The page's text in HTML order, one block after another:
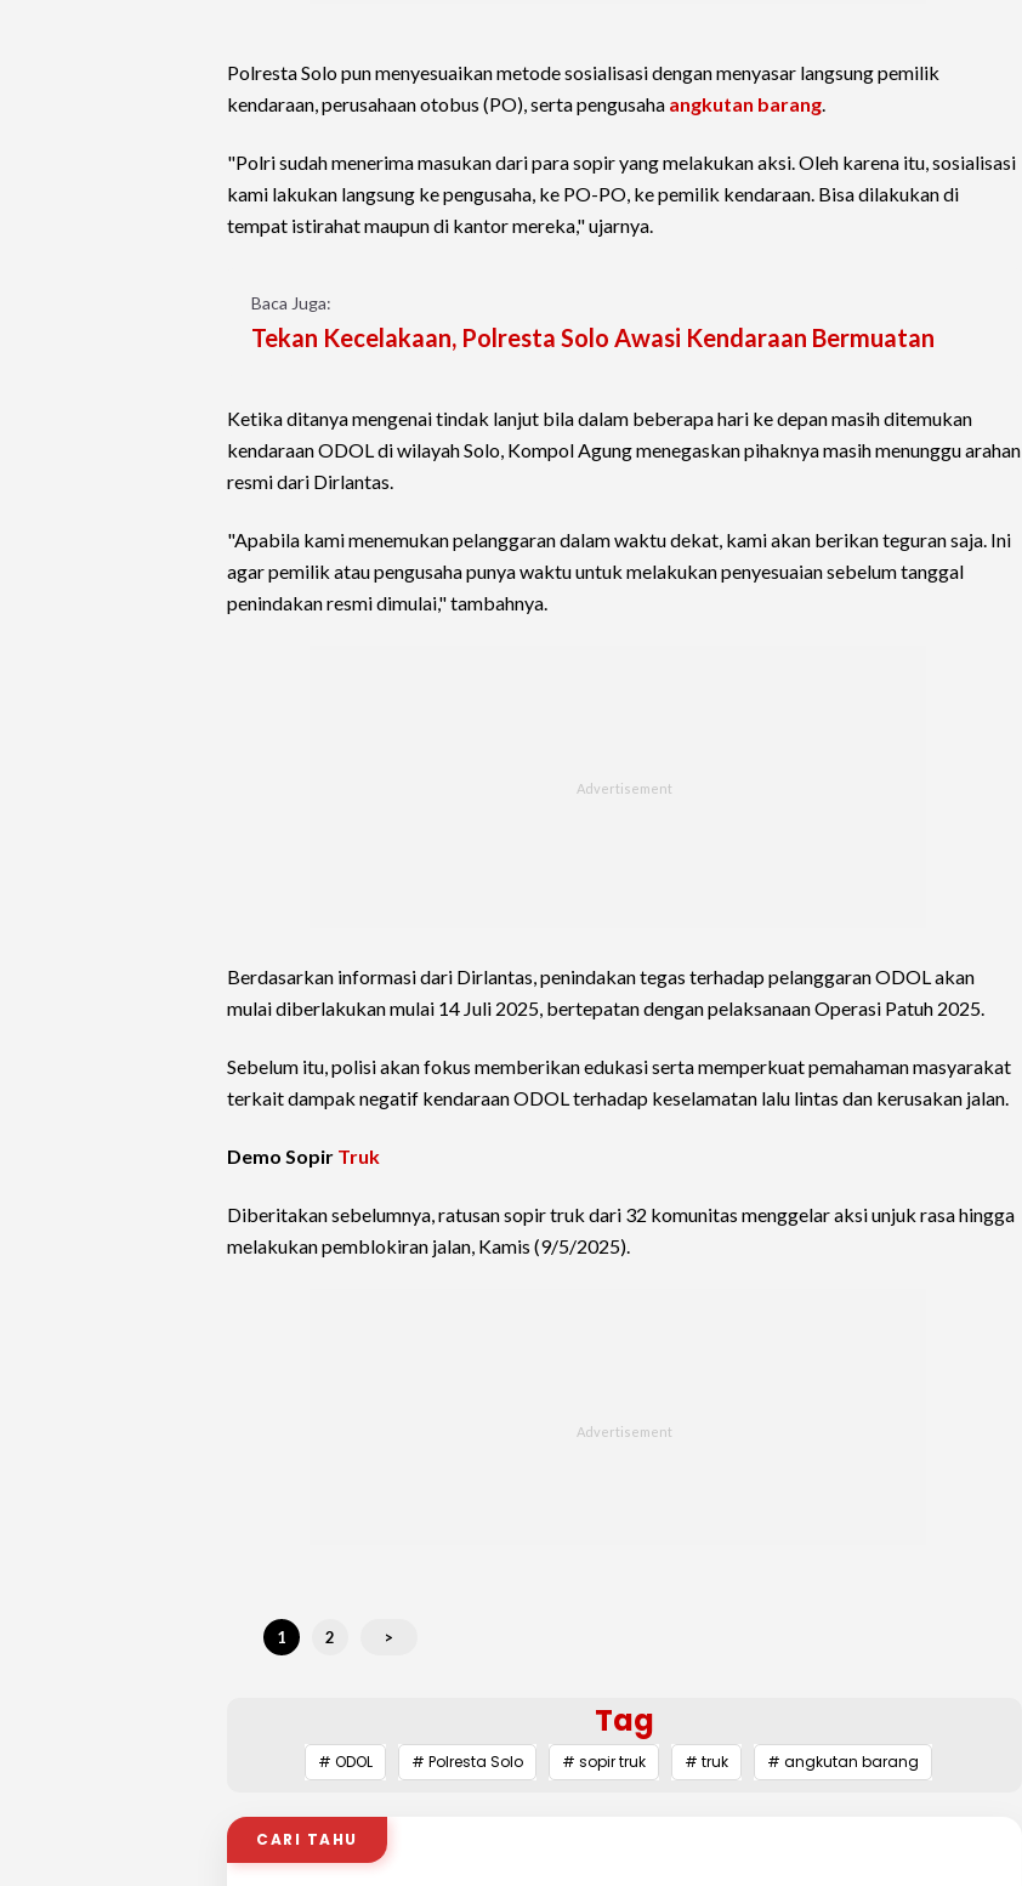
Polresta Solo pun menyesuaikan metode sosialisasi dengan menyasar langsung pemilik
kendaraan, perusahaan otobus (PO), serta pengusaha angkutan barang.
"Polri sudah menerima masukan dari para sopir yang melakukan aksi. Oleh karena itu, sosialisasi
kami lakukan langsung ke pengusaha, ke PO-PO, ke pemilik kendaraan. Bisa dilakukan di
tempat istirahat maupun di kantor mereka," ujarnya.
Baca Juga:
Tekan Kecelakaan, Polresta Solo Awasi Kendaraan Bermuatan
Ketika ditanya mengenai tindak lanjut bila dalam beberapa hari ke depan masih ditemukan
kendaraan ODOL di wilayah Solo, Kompol Agung menegaskan pihaknya masih menunggu arahan
resmi dari Dirlantas.
"Apabila kami menemukan pelanggaran dalam waktu dekat, kami akan berikan teguran saja. Ini
agar pemilik atau pengusaha punya waktu untuk melakukan penyesuaian sebelum tanggal
penindakan resmi dimulai," tambahnya.
Berdasarkan informasi dari Dirlantas, penindakan tegas terhadap pelanggaran ODOL akan
mulai diberlakukan mulai 14 Juli 2025, bertepatan dengan pelaksanaan Operasi Patuh 2025.
Sebelum itu, polisi akan fokus memberikan edukasi serta memperkuat pemahaman masyarakat
terkait dampak negatif kendaraan ODOL terhadap keselamatan lalu lintas dan kerusakan jalan.
Demo Sopir Truk
Diberitakan sebelumnya, ratusan sopir truk dari 32 komunitas menggelar aksi unjuk rasa hingga
melakukan pemblokiran jalan, Kamis (9/5/2025).
1 2 >
Tag
# ODOL # Polresta Solo # sopir truk # truk # angkutan barang
CARI TAHU